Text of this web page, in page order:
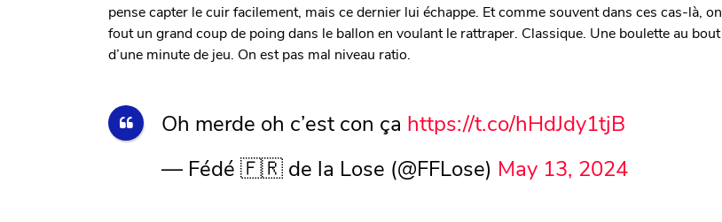
pense capter le cuir facilement, mais ce dernier lui échappe. Et comme souvent dans ces cas-là, on
fout un grand coup de poing dans le ballon en voulant le rattraper. Classique. Une boulette au bout
d’une minute de jeu. On est pas mal niveau ratio.
Oh merde oh c’est con ça https://t.co/hHdJdy1tjB
— Fédé 🇫🇷 de la Lose (@FFLose) May 13, 2024